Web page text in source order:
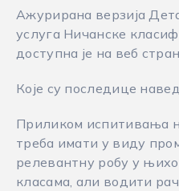
Ажурирана верзија
услуга Ничанске
доступна је на веб
Које су последице
Приликом испитивања
треба имати у виду
релевантну робу у
класама, али водити